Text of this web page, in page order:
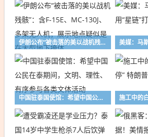
伊朗公布“被击落的美以战机残骸”：含F-15E、MC-130J、多架无人机；展示地点疑似是在大型地下掩体
中国驻泰国使馆：希望中国公民在泰期间，文明、理性、有序参与各类文体活动